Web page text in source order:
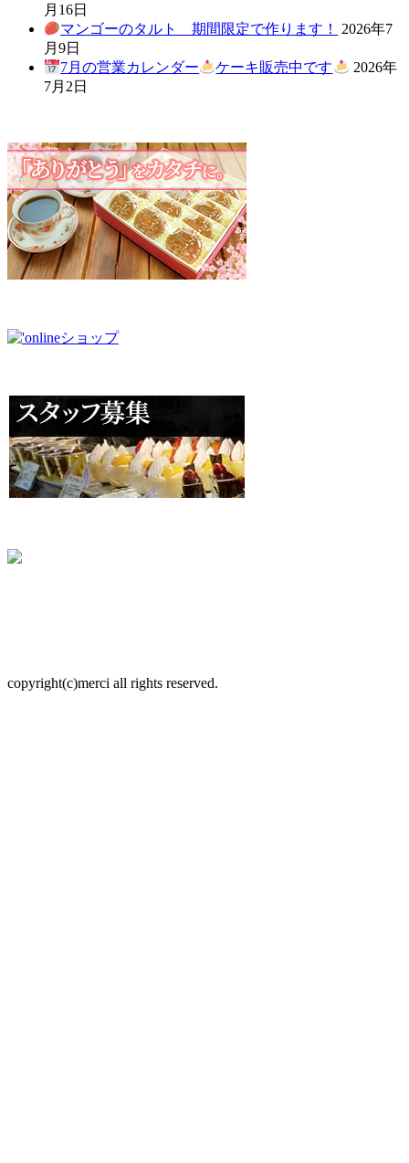
月16日
マンゴーのタルト 期間限定で作ります！
2026年7
月9日
7月の営業カレンダー
ケーキ販売中です
2026年
7月2日
copyright(c)merci all rights reserved.